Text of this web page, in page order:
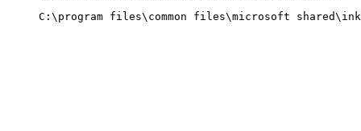
C:\program files\common files\microsoft